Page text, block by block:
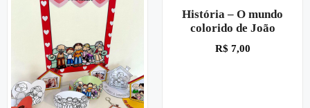
História – O mundo
colorido de João
R$ 7,00